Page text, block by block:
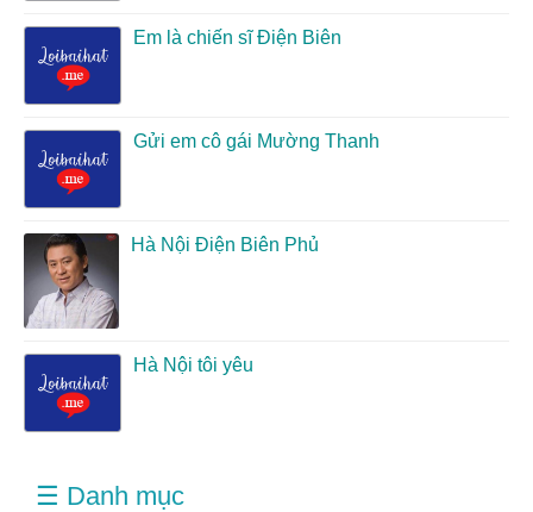
Em là chiến sĩ Điện Biên
Gửi em cô gái Mường Thanh
Hà Nội Điện Biên Phủ
Hà Nội tôi yêu
☰ Danh mục